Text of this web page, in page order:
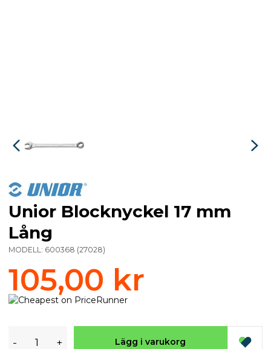
Unior Blocknyckel 17 mm
Lång
MODELL: 600368 (27028)
105,00 kr
- + Lägg i varukorg